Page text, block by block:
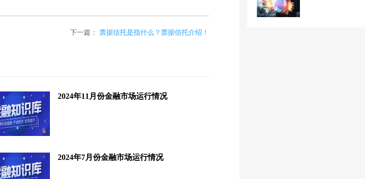
下一篇： 票据信托是指什么？票据信托介绍！
2024年11月份金融市场运行情况
2024年7月份金融市场运行情况